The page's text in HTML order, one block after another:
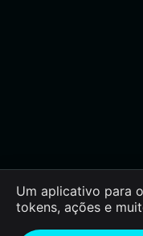
Um aplicativo para
tokens, ações e